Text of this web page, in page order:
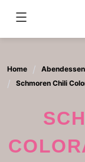
content
Home
Abendessen
Schmoren Chili
SCHMOREN CHILI